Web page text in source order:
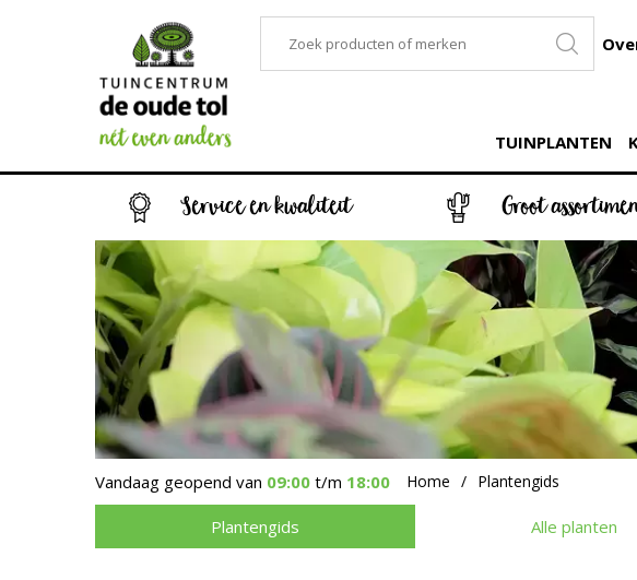
Service en kwaliteit Groot
Vandaag geopend van 09:00 t/m 18:00 Home Plantengids
TUINPLANTEN
Plantengids Alle planten